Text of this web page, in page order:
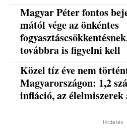
Magyar Péter fontos
mától vége az önkéntes
továbbra is figyelni kell
Közel tíz éve nem
Magyarországon: 1,2
infláció, az
Hirdetés